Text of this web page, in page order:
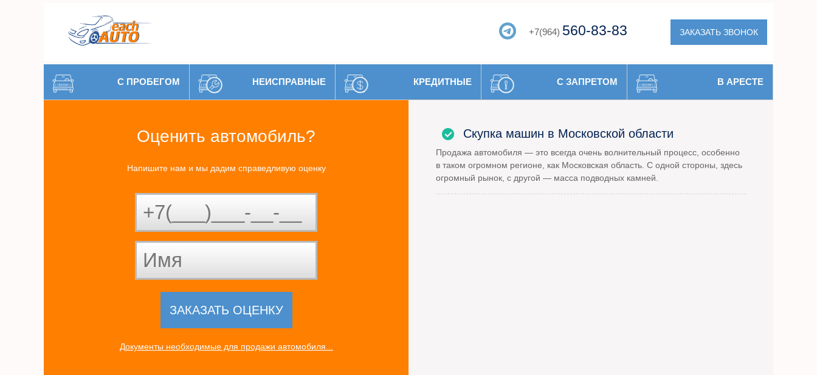
+7(964) 560-83-83 ЗАКАЗАТЬ ЗВОНОК
С ПРОБЕГОМ НЕИСПРАВНЫЕ КРЕДИТНЫЕ С ЗАПРЕТОМ В АРЕСТЕ
Оценить автомобиль?
Напишите нам и мы дадим справедливую оценку
Документы необходимые для продажи автомобиля...
Скупка машин в Московской области
Продажа автомобиля — это всегда очень волнительный процесс, особенно
в таком огромном регионе, как Московская область. С одной стороны, здесь
огромный рынок, с другой — масса подводных камней.